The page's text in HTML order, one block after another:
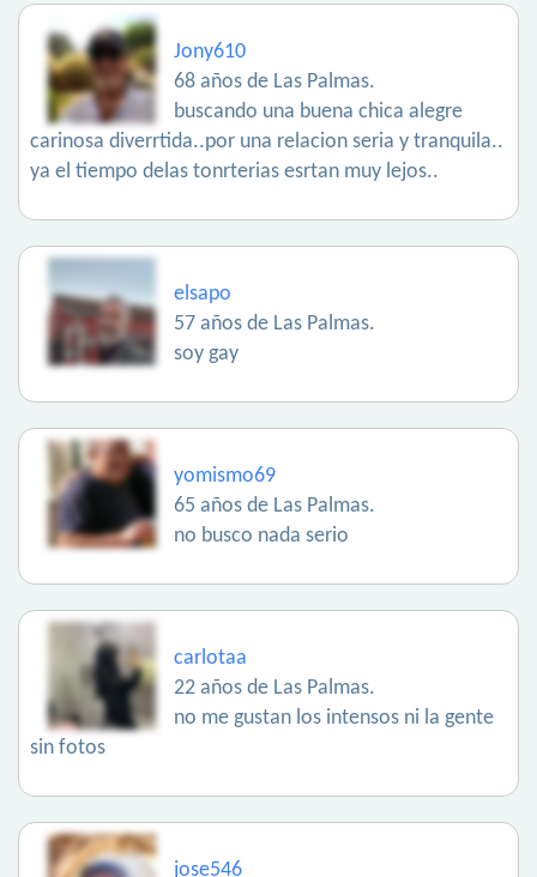
Jony610
68 años de Las Palmas.
buscando una buena chica alegre
carinosa diverrtida..por una relacion seria y tranquila..
ya el tiempo delas tonrterias esrtan muy lejos..
elsapo
57 años de Las Palmas.
soy gay
yomismo69
65 años de Las Palmas.
no busco nada serio
carlotaa
22 años de Las Palmas.
no me gustan los intensos ni la gente
sin fotos
jose546